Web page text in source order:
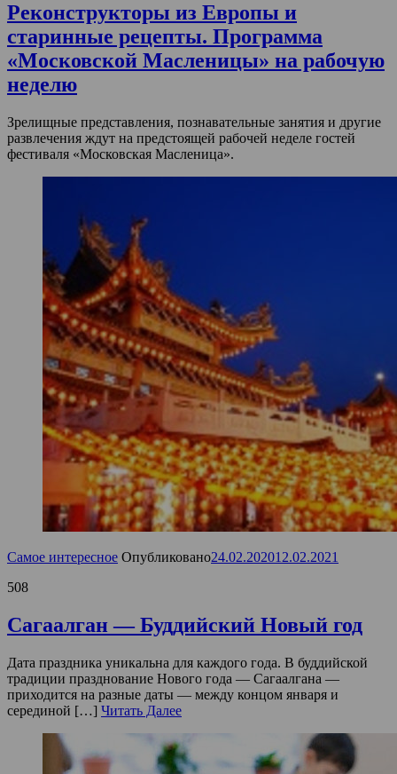
Реконструкторы из Европы и
старинные рецепты. Программа
«Московской Масленицы» на рабочую
неделю
Зрелищные представления, познавательные занятия и другие
развлечения ждут на предстоящей рабочей неделе гостей
фестиваля «Московская Масленица».
Самое интересное Опубликовано24.02.202012.02.2021
508
Сагаалган — Буддийский Новый год
Дата праздника уникальна для каждого года. В буддийской
традиции празднование Нового года — Сагаалгана —
приходится на разные даты — между концом января и
серединой […] Читать Далее